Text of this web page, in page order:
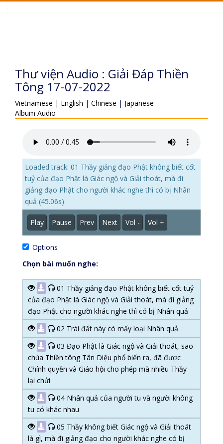
Thư viện Audio : Giải Đáp Thiền
Tông 17-07-2022
Vietnamese | English | Chinese | Japanese
Album Audio
Loaded track: 01 Thầy giảng đạo Phật không biết cốt
tuỷ của đạo Phật là Giác ngộ và Giải thoát, mà đi
giảng đạo Phật cho người khác nghe thì có bị Nhân
quả (45.06s)
Play Pause Prev Next Vol - Vol +
Options
Chọn bài muốn nghe:
01 Thầy giảng đạo Phật không biết cốt tuỷ
của đạo Phật là Giác ngộ và Giải thoát, mà đi giảng
đạo Phật cho người khác nghe thì có bị Nhân quả
02 Trái đất này có mấy loại Nhân quả
03 Đạo Phật là Giác ngộ và Giải thoát, sao
chùa Thiền tông Tân Diệu phổ biến ra, đã được
Chính quyền và Giáo hội cho phép mà nhiều Thầy
lại chửi
04 Nhân quả của người tu và người không
tu có khác nhau
05 Thầy không biết Giác ngộ và Giải thoát
là gì, mà đi giảng đạo cho người khác nghe có bị